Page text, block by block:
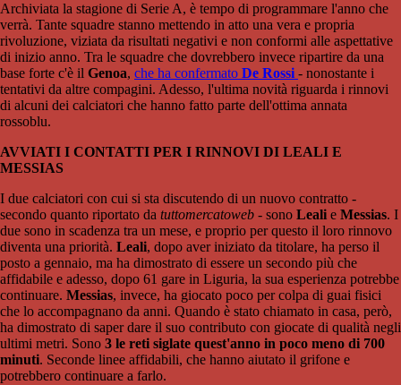
Archiviata la stagione di Serie A, è tempo di programmare l'anno che
verrà. Tante squadre stanno mettendo in atto una vera e propria
rivoluzione, viziata da risultati negativi e non conformi alle aspettative
di inizio anno. Tra le squadre che dovrebbero invece ripartire da una
base forte c'è il Genoa, che ha confermato De Rossi - nonostante i
tentativi da altre compagini. Adesso, l'ultima novità riguarda i rinnovi
di alcuni dei calciatori che hanno fatto parte dell'ottima annata
rossoblu.
AVVIATI I CONTATTI PER I RINNOVI DI LEALI E
MESSIAS
I due calciatori con cui si sta discutendo di un nuovo contratto -
secondo quanto riportato da tuttomercatoweb - sono Leali e Messias. I
due sono in scadenza tra un mese, e proprio per questo il loro rinnovo
diventa una priorità. Leali, dopo aver iniziato da titolare, ha perso il
posto a gennaio, ma ha dimostrato di essere un secondo più che
affidabile e adesso, dopo 61 gare in Liguria, la sua esperienza potrebbe
continuare. Messias, invece, ha giocato poco per colpa di guai fisici
che lo accompagnano da anni. Quando è stato chiamato in casa, però,
ha dimostrato di saper dare il suo contributo con giocate di qualità negli
ultimi metri. Sono 3 le reti siglate quest'anno in poco meno di 700
minuti. Seconde linee affidabili, che hanno aiutato il grifone e
potrebbero continuare a farlo.